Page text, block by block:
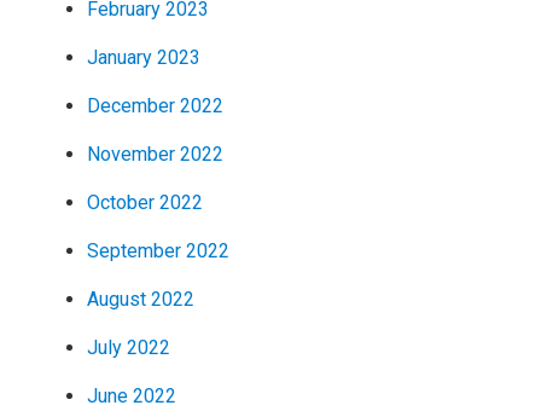
February 2023
January 2023
December 2022
November 2022
October 2022
September 2022
August 2022
July 2022
June 2022